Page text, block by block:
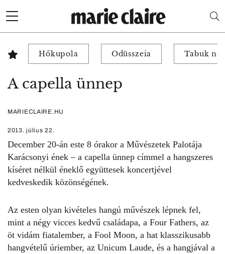
Hőkupola Odüsszeia Tabuk
A capella ünnep
MARIECLAIRE.HU
2013. július 22.
December 20-án este 8 órakor a Művészetek Palotája
Karácsonyi ének – a capella ünnep címmel a hangszeres
kíséret nélkül éneklő együttesek koncertjével
kedveskedik közönségének.
Az esten olyan kivételes hangú művészek lépnek fel,
mint a négy vicces kedvű családapa, a Four Fathers, az
öt vidám fiatalember, a Fool Moon, a hat klasszikusabb
hangvételű úriember, az Unicum Laude, és a hangjával a